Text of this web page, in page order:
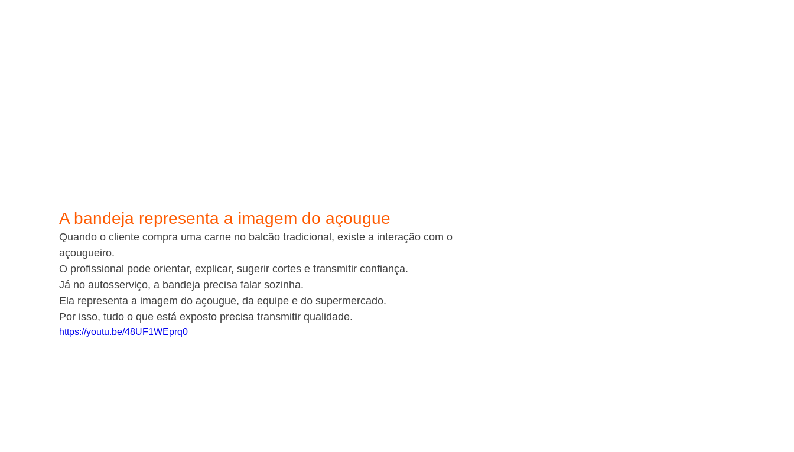
A bandeja representa a imagem do açougue
Quando o cliente compra uma carne no balcão tradicional, existe a interação com o
açougueiro.
O profissional pode orientar, explicar, sugerir cortes e transmitir confiança.
Já no autosserviço, a bandeja precisa falar sozinha.
Ela representa a imagem do açougue, da equipe e do supermercado.
Por isso, tudo o que está exposto precisa transmitir qualidade.
https://youtu.be/48UF1WEprq0